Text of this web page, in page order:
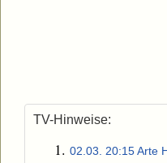
TV-Hinweise:
02.03. 20:15 Arte